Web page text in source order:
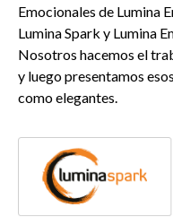
Emocionales de Lumina
Lumina Spark y Lumina
Nosotros hacemos el
y luego presentamos
como elegantes.